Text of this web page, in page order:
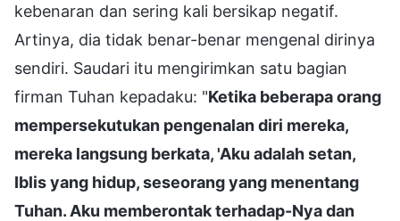
kebenaran dan sering kali bersikap negatif.
Artinya, dia tidak benar-benar mengenal dirinya
sendiri. Saudari itu mengirimkan satu bagian
firman Tuhan kepadaku: "Ketika beberapa orang
mempersekutukan pengenalan diri mereka,
mereka langsung berkata, 'Aku adalah setan,
Iblis yang hidup, seseorang yang menentang
Tuhan. Aku memberontak terhadap-Nya dan